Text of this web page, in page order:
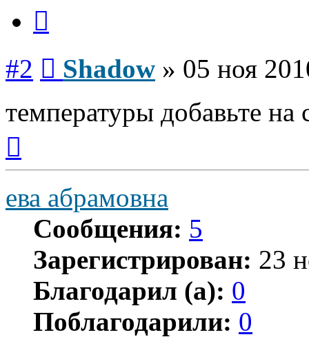
#2 Shadow » 05 ноя
температуры добавьте на
началу
ева абрамовна
Сообщения: 5
Зарегистрирован: 23
Благодарил (а): 0
Поблагодарили: 0